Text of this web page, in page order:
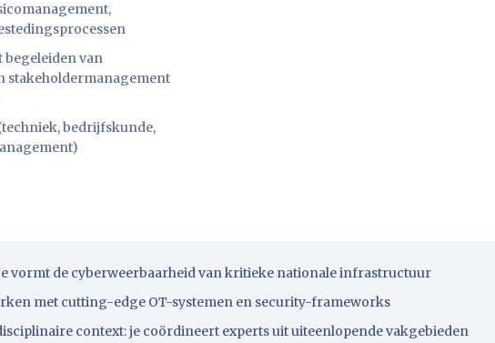
van
stakeholdermanagement
bedrijfskunde,
vormt de cyberweerbaarheid van kritieke nationale infrastructuur
met cutting-edge OT-systemen en security-frameworks
context: je coördineert experts uit uiteenlopende vakgebieden